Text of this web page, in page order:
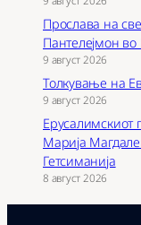
Прослава на
Пантелејмон
9 август 2026
Толкување на
9 август 2026
Ерусалимскиот
Марија
Гетсиманија
8 август 2026